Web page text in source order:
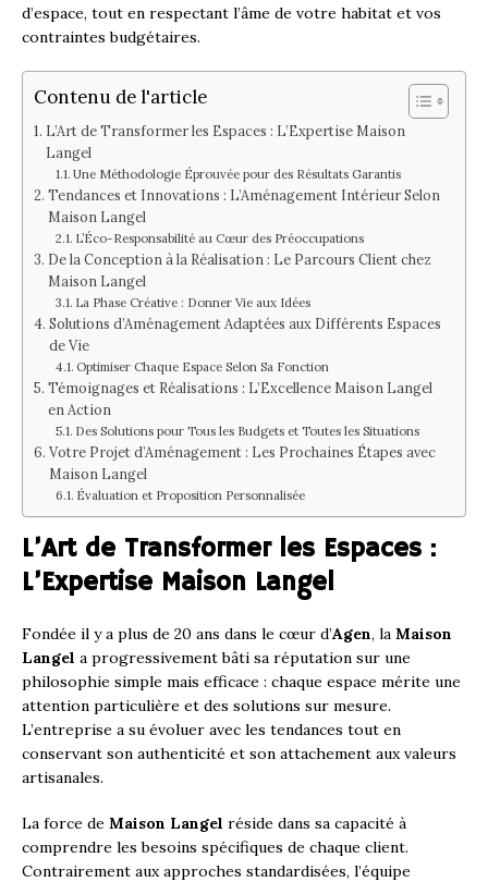
d’espace, tout en respectant l’âme de votre habitat et vos
contraintes budgétaires.
Contenu de l'article
L’Art de Transformer les Espaces : L’Expertise Maison
Langel
Une Méthodologie Éprouvée pour des Résultats Garantis
Tendances et Innovations : L’Aménagement Intérieur Selon
Maison Langel
L’Éco-Responsabilité au Cœur des Préoccupations
De la Conception à la Réalisation : Le Parcours Client chez
Maison Langel
La Phase Créative : Donner Vie aux Idées
Solutions d’Aménagement Adaptées aux Différents Espaces
de Vie
Optimiser Chaque Espace Selon Sa Fonction
Témoignages et Réalisations : L’Excellence Maison Langel
en Action
Des Solutions pour Tous les Budgets et Toutes les Situations
Votre Projet d’Aménagement : Les Prochaines Étapes avec
Maison Langel
Évaluation et Proposition Personnalisée
L’Art de Transformer les Espaces :
L’Expertise Maison Langel
Fondée il y a plus de 20 ans dans le cœur d’Agen, la Maison
Langel a progressivement bâti sa réputation sur une
philosophie simple mais efficace : chaque espace mérite une
attention particulière et des solutions sur mesure.
L’entreprise a su évoluer avec les tendances tout en
conservant son authenticité et son attachement aux valeurs
artisanales.
La force de Maison Langel réside dans sa capacité à
comprendre les besoins spécifiques de chaque client.
Contrairement aux approches standardisées, l’équipe